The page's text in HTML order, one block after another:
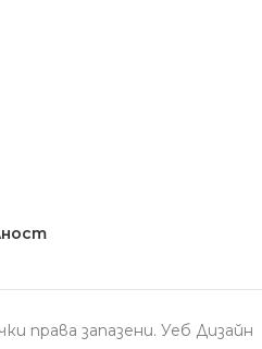
права запазени. Уеб Дизайн